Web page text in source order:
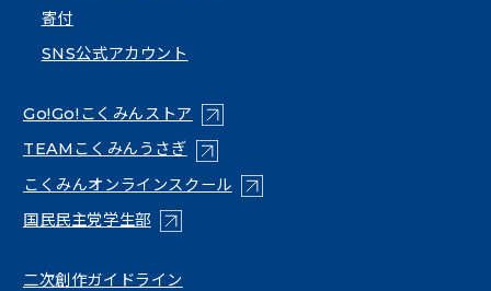
寄付
SNS公式アカウント
Go!Go!こくみんストア （新しいタブで開く）
TEAMこくみんうさぎ（新しいタブで開く）
こくみんオンラインスクール （新しいタブで開く）
国民民主党学生部（新しいタブで開く）
二次創作ガイドライン